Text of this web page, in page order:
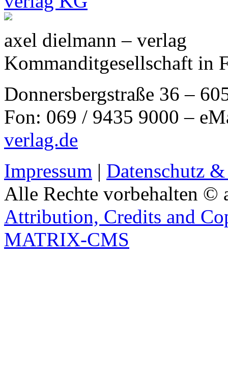
axel dielmann – verlag
Kommanditgesellschaft in
Donnersbergstraße 36 –
Fon: 069 / 9435 9000 –
verlag.de
Impressum | Datenschutz
Alle Rechte vorbehalten ©
Attribution, Credits and
MATRIX-CMS